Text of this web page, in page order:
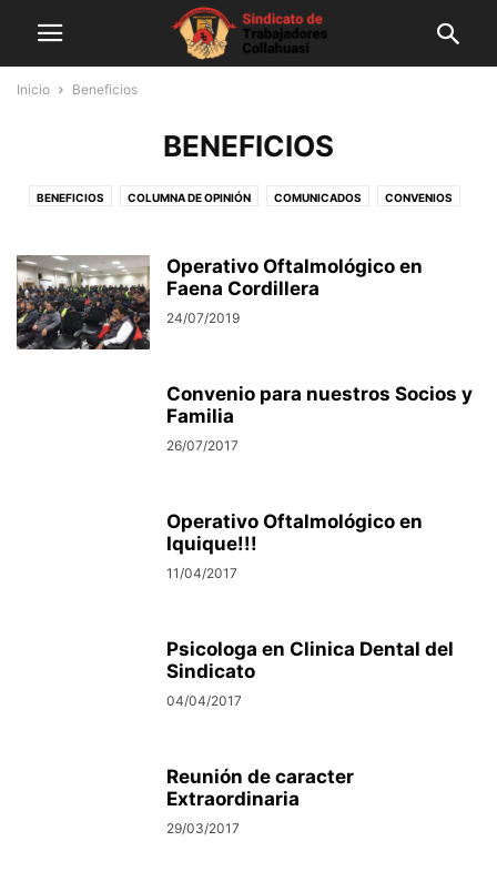
Inicio Beneficios
BENEFICIOS
BENEFICIOS COLUMNA DE OPINIÓN COMUNICADOS CONVENIOS
GESTIÓN SINDICAL SIN CATEGORÍA
Operativo Oftalmológico en
Faena Cordillera
24/07/2019
Convenio para nuestros Socios y
Familia
26/07/2017
Operativo Oftalmológico en
Iquique!!!
11/04/2017
Psicologa en Clinica Dental del
Sindicato
04/04/2017
Reunión de caracter
Extraordinaria
29/03/2017